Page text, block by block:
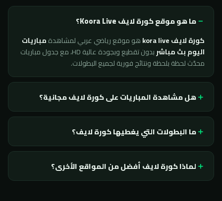
ما هو موقع كورة لايف Koora Live؟
كورة لايف kora live هو موقع رياضي عربي لمشاهدةمباريات
اليوم بث مباشر
بدون تقطيع وبجودة عالية HD، مع جدول مباريات
محدّث لحظة بلحظة ونتائج فورية لجميع البطولات.
هل مشاهدة المباريات على كورة لايف مجانية؟
ما البطولات التي يغطيها كورة لايف؟
لماذا كورة لايف أفضل من المواقع الأخرى؟